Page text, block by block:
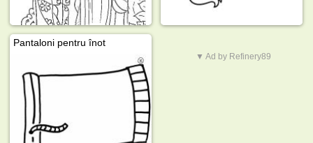
Pantaloni pentru înot
▼ Ad by Refinery89